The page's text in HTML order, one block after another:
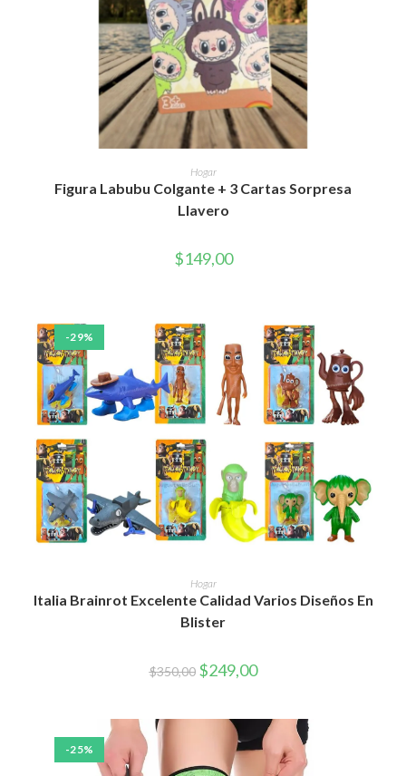
AÑADIR AL CARRITO
Hogar
Figura Labubu Colgante + 3 Cartas Sorpresa
Llavero
$149,00
-29%
AÑADIR AL CARRITO
Hogar
Italia Brainrot Excelente Calidad Varios Diseños En
Blister
$350,00 El
precio
$350,00.
$249,00El
precio
$249,00.
-25%